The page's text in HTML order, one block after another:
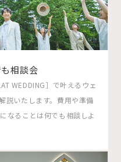
も相談会
WEDDING］で叶えるウェ
説いたします。費用や準備
なることは何でも相談しよ